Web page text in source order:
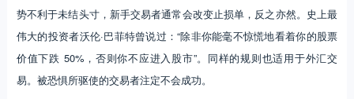
势不利于未结头寸，新手交易者通常会改变止损单，反之亦然。史上最
伟大的投资者沃伦·巴菲特曾说过：“除非你能毫不惊慌地看着你的股票
价值下跌 50%，否则你不应进入股市”。同样的规则也适用于外汇交
易。被恐惧所驱使的交易者注定不会成功。